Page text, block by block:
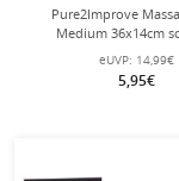
Pure2Improve
Medium 36x14cm
eUVP: 14,99€
5,95€